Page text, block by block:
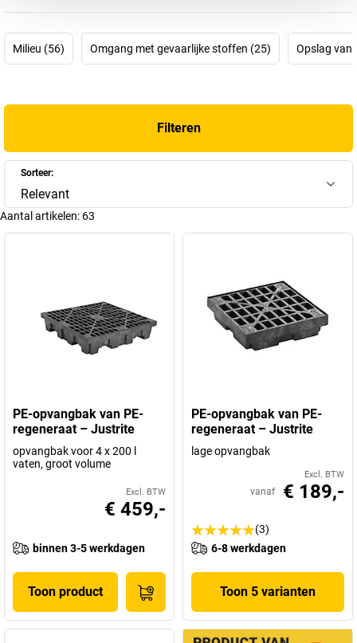
veiligheidskannen, opslagkasten voor gevaarlijke stoffen,
opvangbakken, afvalcontainers, veiligheidsasbakken enz.
Milieu (56) Omgang met gevaarlijke stoffen (25) Opslag van
Filteren
Sorteer:
Relevant
Aantal artikelen: 63
PE-opvangbak van PE-
regeneraat – Justrite
opvangbak voor 4 x 200 l
vaten, groot volume
Excl. BTW
€ 459,-
binnen 3-5 werkdagen
Toon product
PE-opvangbak van PE-
regeneraat – Justrite
lage opvangbak
Excl. BTW
vanaf € 189,-
(3)
6-8 werkdagen
Toon 5 varianten